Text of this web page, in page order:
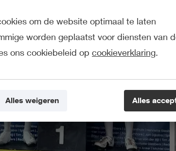
om de website optimaal te laten
worden geplaatst voor diensten van
ons cookiebeleid op cookieverklaring.
Alles
Alles weigeren